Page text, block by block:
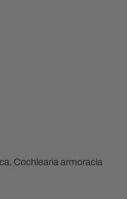
Cochlearia armoracia